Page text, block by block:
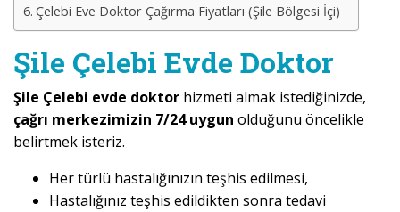
Çelebi Eve Doktor Çağırma Fiyatları (Şile Bölgesi İçi)
Şile Çelebi Evde Doktor
Şile Çelebi evde doktor hizmeti almak istediğinizde,
çağrı merkezimizin 7/24 uygun olduğunu öncelikle
belirtmek isteriz.
Her türlü hastalığınızın teşhis edilmesi,
Hastalığınız teşhis edildikten sonra tedavi